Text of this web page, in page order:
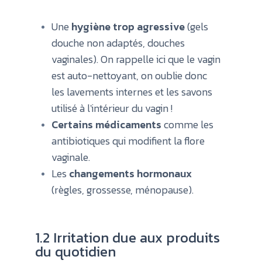
Unehygiène trop agressive(gels
douche non adaptés, douches
vaginales). On rappelle ici que le vagin
est auto-nettoyant, on oublie donc
les lavements internes et les savons
utilisé à l'intérieur du vagin !
Certains médicamentscomme les
antibiotiques qui modifient la flore
vaginale.
Les changements hormonaux
(règles, grossesse, ménopause).
1.2 Irritation due aux produits
du quotidien